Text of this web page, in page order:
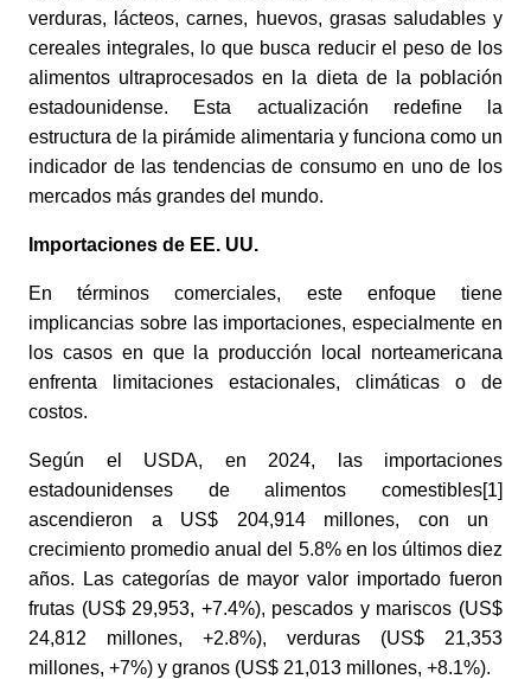
verduras, lácteos, carnes, huevos, grasas saludables y
cereales integrales, lo que busca reducir el peso de los
alimentos ultraprocesados en la dieta de la población
estadounidense. Esta actualización redefine la
estructura de la pirámide alimentaria y funciona como un
indicador de las tendencias de consumo en uno de los
mercados más grandes del mundo.
Importaciones de EE. UU.
En términos comerciales, este enfoque tiene
implicancias sobre las importaciones, especialmente en
los casos en que la producción local norteamericana
enfrenta limitaciones estacionales, climáticas o de
costos.
Según el USDA, en 2024, las importaciones
estadounidenses de alimentos comestibles[1]
ascendieron a US$ 204,914 millones, con un
crecimiento promedio anual del 5.8% en los últimos diez
años. Las categorías de mayor valor importado fueron
frutas (US$ 29,953, +7.4%), pescados y mariscos (US$
24,812 millones, +2.8%), verduras (US$ 21,353
millones, +7%) y granos (US$ 21,013 millones, +8.1%).